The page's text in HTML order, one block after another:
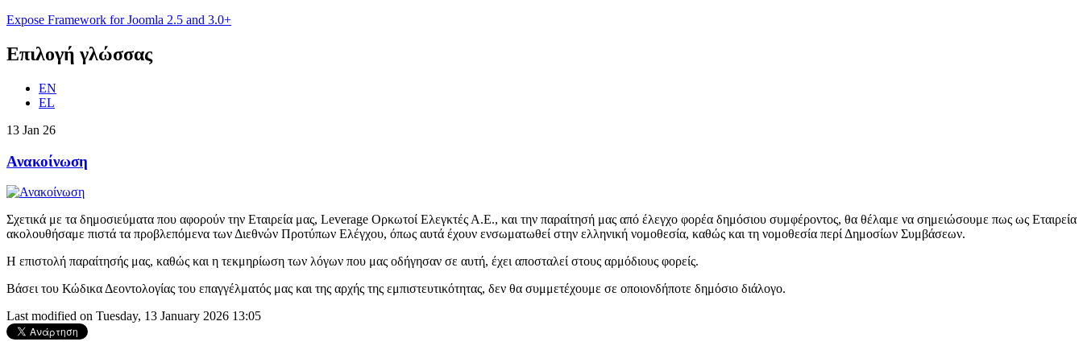
Expose Framework for Joomla 2.5 and 3.0+
Επιλογή γλώσσας
EN
EL
13 Jan 26
Ανακοίνωση
Σχετικά με τα δημοσιεύματα που αφορούν την Εταιρεία μας, Leverage Ορκωτοί Ελεγκτές Α.Ε., και την παραίτησή μας από έλεγχο φορέα δημόσιου συμφέροντος, θα θέλαμε να σημειώσουμε πως ως Εταιρεία
ακολουθήσαμε πιστά τα προβλεπόμενα των Διεθνών Προτύπων Ελέγχου, όπως αυτά έχουν ενσωματωθεί στην ελληνική νομοθεσία, καθώς και τη νομοθεσία περί Δημοσίων Συμβάσεων.
Η επιστολή παραίτησής μας, καθώς και η τεκμηρίωση των λόγων που μας οδήγησαν σε αυτή, έχει αποσταλεί στους αρμόδιους φορείς.
Bάσει του Κώδικα Δεοντολογίας του επαγγέλματός μας και της αρχής της εμπιστευτικότητας, δεν θα συμμετέχουμε σε οποιονδήποτε δημόσιο διάλογο.
Last modified on Tuesday, 13 January 2026 13:05